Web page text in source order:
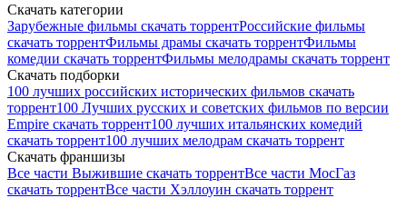
Скачать категории
Зарубежные фильмы скачать торрентРоссийские фильмы
скачать торрентФильмы драмы скачать торрентФильмы
комедии скачать торрентФильмы мелодрамы скачать торрент
Скачать подборки
100 лучших российских исторических фильмов скачать
торрент100 Лучших русских и советских фильмов по версии
Empire скачать торрент100 лучших итальянских комедий
скачать торрент100 лучших мелодрам скачать торрент
Скачать франшизы
Все части Выжившие скачать торрентВсе части МосГаз
скачать торрентВсе части Хэллоуин скачать торрент